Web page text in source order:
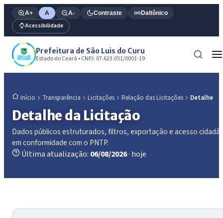
A+ A A- Contraste Daltônico
Acessibilidade
Prefeitura de São Luis do Curu
Estado do Ceará • CNPJ: 07.623.051/0001-19
Início Transparência Licitações Relação das Licitações Detalhe
Detalhe da Licitação
Dados públicos estruturados, filtros, exportação e acesso
em conformidade com o PNTP.
Última atualização: 06/08/2026· hoje